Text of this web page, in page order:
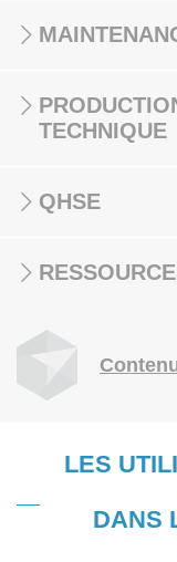
TECHNIQUE
QHSE
LES
DANS